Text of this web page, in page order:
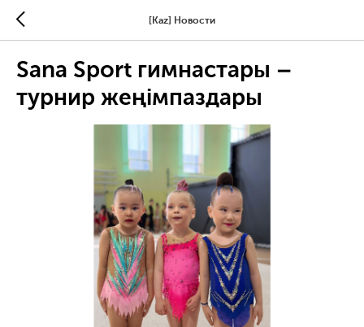
[Kaz] Новости
Sana Sport гимнастары –
турнир жеңімпаздары